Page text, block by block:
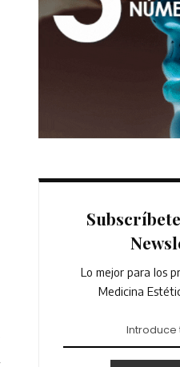
Lo mejor para los
Medicina